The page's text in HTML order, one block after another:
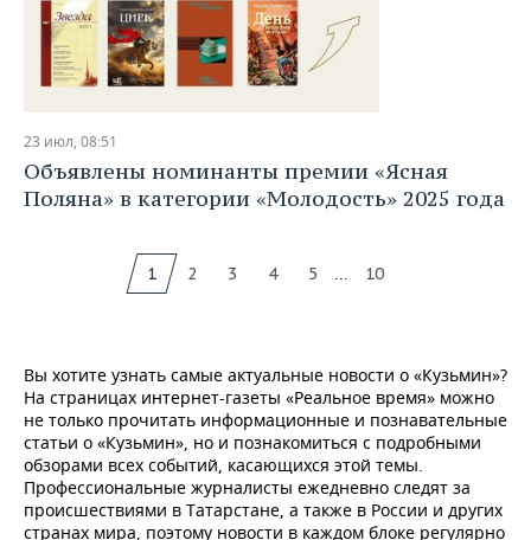
23 июл, 08:51
Объявлены номинанты премии «Ясная
Поляна» в категории «Молодость» 2025 года
1 2 3 4 5 ... 10
Вы хотите узнать самые актуальные новости о «Кузьмин»?
На страницах интернет-газеты «Реальное время» можно
не только прочитать информационные и познавательные
статьи о «Кузьмин», но и познакомиться с подробными
обзорами всех событий, касающихся этой темы.
Профессиональные журналисты ежедневно следят за
происшествиями в Татарстане, а также в России и других
странах мира, поэтому новости в каждом блоке регулярно